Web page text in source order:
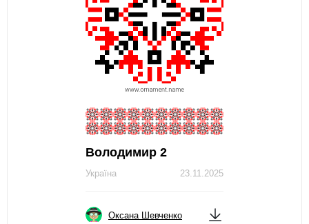
Володимир 2
23.11.2025
Україна
Оксана Шевченко